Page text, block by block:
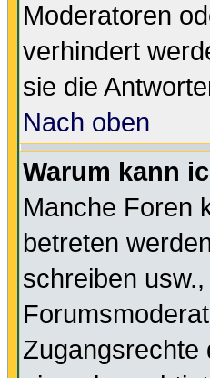
Moderatoren
verhindert
sie die
Nach oben
Warum kann
Manche Foren
betreten
schreiben
Zugangsrechte